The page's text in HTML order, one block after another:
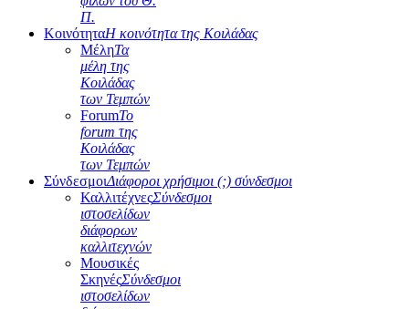
Π.
ΚοινότηταΗ κοινότητα της Κοιλάδας
ΜέληΤα
μέλη της
Κοιλάδας
των Τεμπών
ForumΤο
forum της
Κοιλάδας
των Τεμπών
ΣύνδεσμοιΔιάφοροι χρήσιμοι (;) σύνδεσμοι
ΚαλλιτέχνεςΣύνδεσμοι
ιστοσελίδων
διάφορων
καλλιτεχνών
Μουσικές
ΣκηνέςΣύνδεσμοι
ιστοσελίδων